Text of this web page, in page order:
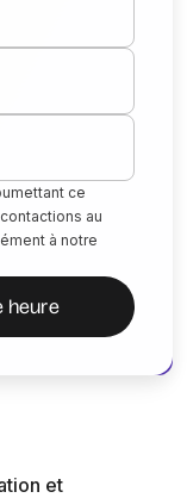
ce
au
à notre
heure
et